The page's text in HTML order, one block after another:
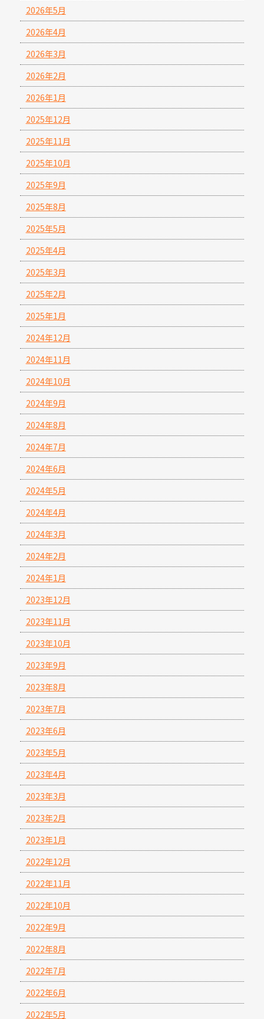
2026年5月
2026年4月
2026年3月
2026年2月
2026年1月
2025年12月
2025年11月
2025年10月
2025年9月
2025年8月
2025年5月
2025年4月
2025年3月
2025年2月
2025年1月
2024年12月
2024年11月
2024年10月
2024年9月
2024年8月
2024年7月
2024年6月
2024年5月
2024年4月
2024年3月
2024年2月
2024年1月
2023年12月
2023年11月
2023年10月
2023年9月
2023年8月
2023年7月
2023年6月
2023年5月
2023年4月
2023年3月
2023年2月
2023年1月
2022年12月
2022年11月
2022年10月
2022年9月
2022年8月
2022年7月
2022年6月
2022年5月